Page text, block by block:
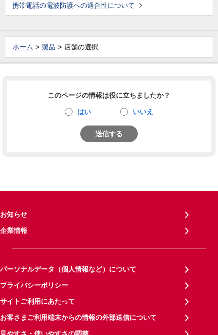
携帯電話の電波防護への適合性について
ホーム 製品 店舗の選択
このページの情報は役に立ちましたか？
はい いいえ
送信する
お知らせ
企業情報
パーソナルデータ（個人情報など）について
プライバシーポリシー
サイトご利用にあたって
お客さまご利用端末からの情報の外部送信について